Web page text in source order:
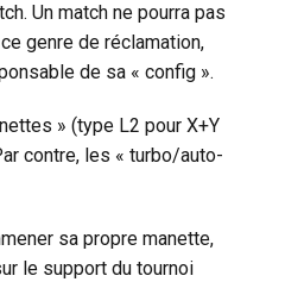
Un match ne pourra pas
genre de réclamation,
de sa « config ».
» (type L2 pour X+Y
contre, les « turbo/auto-
sa propre manette,
le support du tournoi